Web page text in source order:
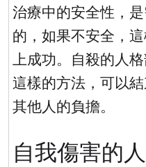
治療中的安全性，
的，如果不安全，
上成功。自殺的人
這樣的方法，可以
其他人的負擔。
自我傷害的